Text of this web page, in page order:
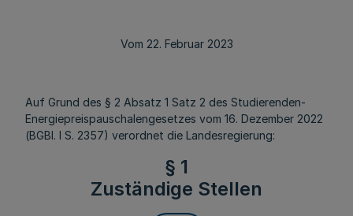
Vom 22. Februar 2023
Auf Grund des § 2 Absatz 1 Satz 2 des Studierenden-
Energiepreispauschalengesetzes vom 16. Dezember 2022
(BGBl. I S. 2357) verordnet die Landesregierung:
§ 1
Zuständige Stellen